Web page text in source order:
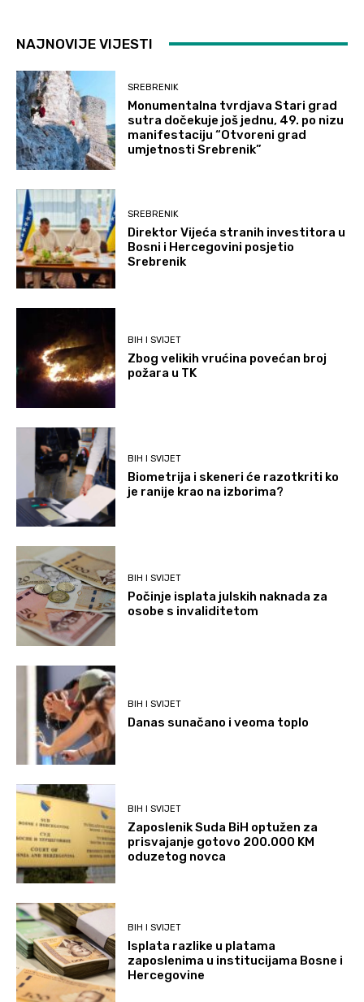
NAJNOVIJE VIJESTI
SREBRENIK
Monumentalna tvrdjava Stari grad
sutra dočekuje još jednu, 49. po nizu
manifestaciju “Otvoreni grad
umjetnosti Srebrenik”
SREBRENIK
Direktor Vijeća stranih investitora u
Bosni i Hercegovini posjetio
Srebrenik
BIH I SVIJET
Zbog velikih vrućina povećan broj
požara u TK
BIH I SVIJET
Biometrija i skeneri će razotkriti ko
je ranije krao na izborima?
BIH I SVIJET
Počinje isplata julskih naknada za
osobe s invaliditetom
BIH I SVIJET
Danas sunačano i veoma toplo
BIH I SVIJET
Zaposlenik Suda BiH optužen za
prisvajanje gotovo 200.000 KM
oduzetog novca
BIH I SVIJET
Isplata razlike u platama
zaposlenima u institucijama Bosne i
Hercegovine